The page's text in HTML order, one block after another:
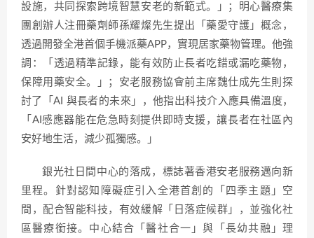
設施，共同探索跨境智慧安老的新範式。」；明心醫療集
團創辦人注冊藥劑師孫耀燦先生提出「藥愛守護」概念，
透過開發全港首個手機派藥APP，實現居家藥物管理。他強
調：「透過精準記錄，能有效防止長者吃錯或漏吃藥物，
保障用藥安全。」；安老服務協會前主席魏仕成先生則探
討了「AI 與長者的未來」，他指出科技介入應具備溫度，
「AI感應器能在危急時刻提供即時支援，讓長者在社區內
安好地生活，減少孤獨感。」
銀光社日間中心的落成，標誌著香港安老服務邁向新
里程。針對認知障礙症引入全港首創的「四季主題」空
間，配合智能科技，有效緩解「日落症候群」，並強化社
區醫療銜接。中心結合「醫社合一」與「長幼共融」理